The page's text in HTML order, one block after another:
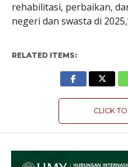
rehabilitasi, perbaikan,
negeri dan swasta di
RELATED ITEMS:
CLICK